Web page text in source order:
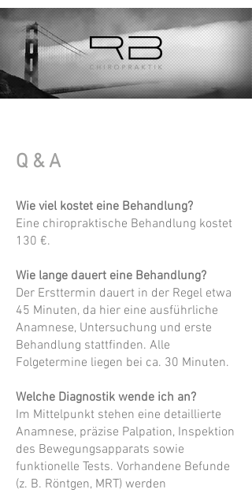
Q & A
Wie viel kostet eine Behandlung?
Eine chiropraktische Behandlung kostet
130 €.
Wie lange dauert eine Behandlung?
Der Ersttermin dauert in der Regel etwa
45 Minuten, da hier eine ausführliche
Anamnese, Untersuchung und erste
Behandlung stattfinden. Alle
Folgetermine liegen bei ca. 30 Minuten.
Welche Diagnostik wende ich an?
Im Mittelpunkt stehen eine detaillierte
Anamnese, präzise Palpation, Inspektion
des Bewegungsapparats sowie
funktionelle Tests. Vorhandene Befunde
(z. B. Röntgen, MRT) werden